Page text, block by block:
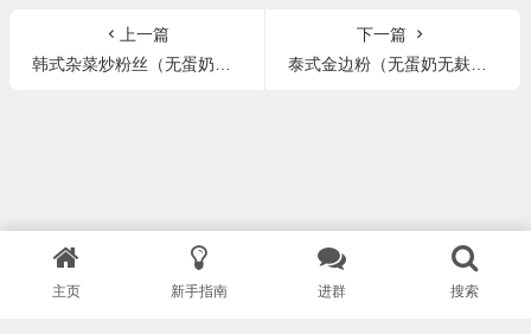
上一篇
韩式杂菜炒粉丝（无蛋奶麸质、无大豆无油脂配方） ​Japchae-Korean Stir-fry Noodles
下一篇
泰式金边粉（无蛋奶无麸质配方）Pad Thai (Egg/Dairy/Gluten-free)
主页 新手指南 进群 搜索